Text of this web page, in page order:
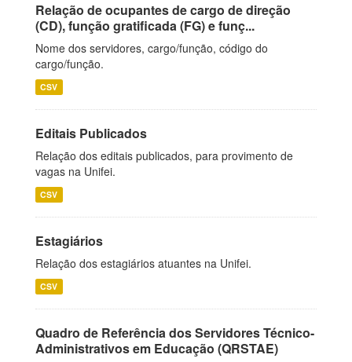
Relação de ocupantes de cargo de direção
(CD), função gratificada (FG) e funç...
Nome dos servidores, cargo/função, código do
cargo/função.
CSV
Editais Publicados
Relação dos editais publicados, para provimento de
vagas na Unifei.
CSV
Estagiários
Relação dos estagiários atuantes na Unifei.
CSV
Quadro de Referência dos Servidores Técnico-
Administrativos em Educação (QRSTAE)